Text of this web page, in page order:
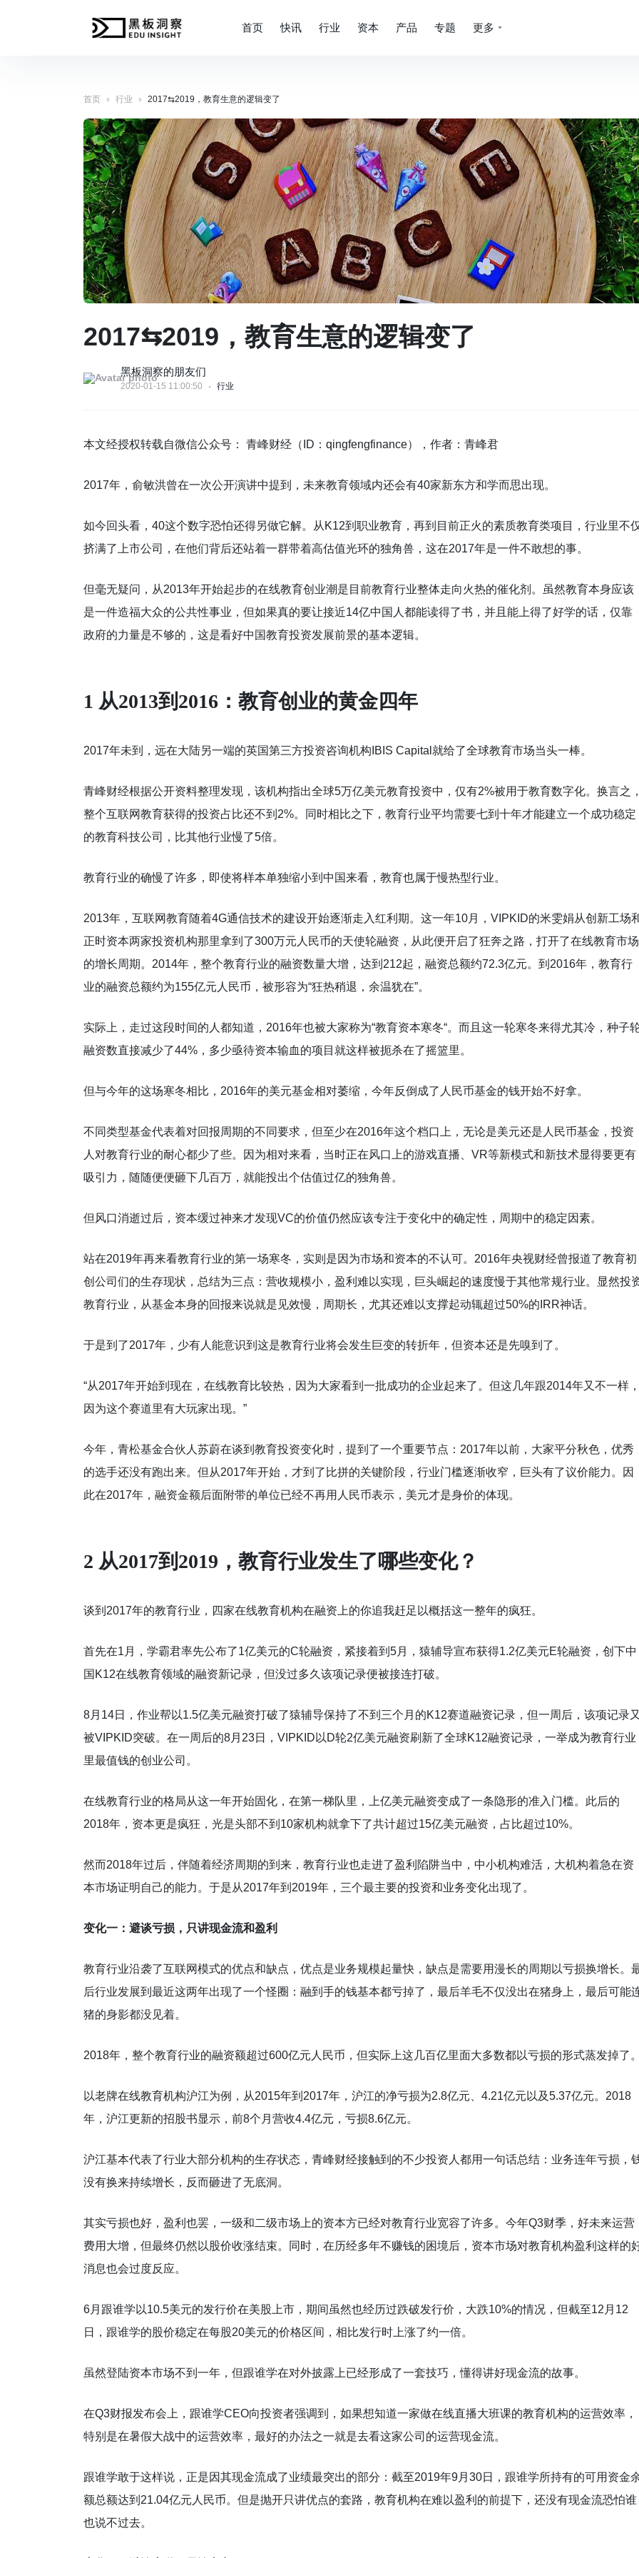
首页 快讯 行业 资本 产品 专题 更多
首页 › 行业 › 2017⇆2019，教育生意的逻辑变了
2017⇆2019，教育生意的逻辑变了
黑板洞察的朋友们
2020-01-15 11:00:50 行业
本文经授权转载自微信公众号： 青峰财经（ID：qingfengfinance），作者：青峰君
2017年，俞敏洪曾在一次公开演讲中提到，未来教育领域内还会有40家新东方和学而思出现。
如今回头看，40这个数字恐怕还得另做它解。从K12到职业教育，再到目前正火的素质教育类项目，行业里不
挤满了上市公司，在他们背后还站着一群带着高估值光环的独角兽，这在2017年是一件不敢想的事。
但毫无疑问，从2013年开始起步的在线教育创业潮是目前教育行业整体走向火热的催化剂。虽然教育本身应该
是一件造福大众的公共性事业，但如果真的要让接近14亿中国人都能读得了书，并且能上得了好学的话，仅靠
政府的力量是不够的，这是看好中国教育投资发展前景的基本逻辑。
1 从2013到2016：教育创业的黄金四年
2017年未到，远在大陆另一端的英国第三方投资咨询机构IBIS Capital就给了全球教育市场当头一棒。
青峰财经根据公开资料整理发现，该机构指出全球5万亿美元教育投资中，仅有2%被用于教育数字化。换言之
整个互联网教育获得的投资占比还不到2%。同时相比之下，教育行业平均需要七到十年才能建立一个成功稳定
的教育科技公司，比其他行业慢了5倍。
教育行业的确慢了许多，即使将样本单独缩小到中国来看，教育也属于慢热型行业。
2013年，互联网教育随着4G通信技术的建设开始逐渐走入红利期。这一年10月，VIPKID的米雯娟从创新工场
正时资本两家投资机构那里拿到了300万元人民币的天使轮融资，从此便开启了狂奔之路，打开了在线教育市场
的增长周期。2014年，整个教育行业的融资数量大增，达到212起，融资总额约72.3亿元。到2016年，教育行
业的融资总额约为155亿元人民币，被形容为“狂热稍退，余温犹在”。
实际上，走过这段时间的人都知道，2016年也被大家称为“教育资本寒冬“。而且这一轮寒冬来得尤其冷，种子
融资数直接减少了44%，多少亟待资本输血的项目就这样被扼杀在了摇篮里。
但与今年的这场寒冬相比，2016年的美元基金相对萎缩，今年反倒成了人民币基金的钱开始不好拿。
不同类型基金代表着对回报周期的不同要求，但至少在2016年这个档口上，无论是美元还是人民币基金，投资
人对教育行业的耐心都少了些。因为相对来看，当时正在风口上的游戏直播、VR等新模式和新技术显得要更有
吸引力，随随便便砸下几百万，就能投出个估值过亿的独角兽。
但风口消逝过后，资本缓过神来才发现VC的价值仍然应该专注于变化中的确定性，周期中的稳定因素。
站在2019年再来看教育行业的第一场寒冬，实则是因为市场和资本的不认可。2016年央视财经曾报道了教育初
创公司们的生存现状，总结为三点：营收规模小，盈利难以实现，巨头崛起的速度慢于其他常规行业。显然投
教育行业，从基金本身的回报来说就是见效慢，周期长，尤其还难以支撑起动辄超过50%的IRR神话。
于是到了2017年，少有人能意识到这是教育行业将会发生巨变的转折年，但资本还是先嗅到了。
“从2017年开始到现在，在线教育比较热，因为大家看到一批成功的企业起来了。但这几年跟2014年又不一样
因为这个赛道里有大玩家出现。”
今年，青松基金合伙人苏蔚在谈到教育投资变化时，提到了一个重要节点：2017年以前，大家平分秋色，优秀
的选手还没有跑出来。但从2017年开始，才到了比拼的关键阶段，行业门槛逐渐收窄，巨头有了议价能力。因
此在2017年，融资金额后面附带的单位已经不再用人民币表示，美元才是身价的体现。
2 从2017到2019，教育行业发生了哪些变化？
谈到2017年的教育行业，四家在线教育机构在融资上的你追我赶足以概括这一整年的疯狂。
首先在1月，学霸君率先公布了1亿美元的C轮融资，紧接着到5月，猿辅导宣布获得1.2亿美元E轮融资，创下中
国K12在线教育领域的融资新记录，但没过多久该项记录便被接连打破。
8月14日，作业帮以1.5亿美元融资打破了猿辅导保持了不到三个月的K12赛道融资记录，但一周后，该项记录
被VIPKID突破。在一周后的8月23日，VIPKID以D轮2亿美元融资刷新了全球K12融资记录，一举成为教育行业
里最值钱的创业公司。
在线教育行业的格局从这一年开始固化，在第一梯队里，上亿美元融资变成了一条隐形的准入门槛。此后的
2018年，资本更是疯狂，光是头部不到10家机构就拿下了共计超过15亿美元融资，占比超过10%。
然而2018年过后，伴随着经济周期的到来，教育行业也走进了盈利陷阱当中，中小机构难活，大机构着急在资
本市场证明自己的能力。于是从2017年到2019年，三个最主要的投资和业务变化出现了。
变化一：避谈亏损，只讲现金流和盈利
教育行业沿袭了互联网模式的优点和缺点，优点是业务规模起量快，缺点是需要用漫长的周期以亏损换增长。
后行业发展到最近这两年出现了一个怪圈：融到手的钱基本都亏掉了，最后羊毛不仅没出在猪身上，最后可能
猪的身影都没见着。
2018年，整个教育行业的融资额超过600亿元人民币，但实际上这几百亿里面大多数都以亏损的形式蒸发掉了
以老牌在线教育机构沪江为例，从2015年到2017年，沪江的净亏损为2.8亿元、4.21亿元以及5.37亿元。2018
年，沪江更新的招股书显示，前8个月营收4.4亿元，亏损8.6亿元。
沪江基本代表了行业大部分机构的生存状态，青峰财经接触到的不少投资人都用一句话总结：业务连年亏损，
没有换来持续增长，反而砸进了无底洞。
其实亏损也好，盈利也罢，一级和二级市场上的资本方已经对教育行业宽容了许多。今年Q3财季，好未来运营
费用大增，但最终仍然以股价收涨结束。同时，在历经多年不赚钱的困境后，资本市场对教育机构盈利这样的
消息也会过度反应。
6月跟谁学以10.5美元的发行价在美股上市，期间虽然也经历过跌破发行价，大跌10%的情况，但截至12月12
日，跟谁学的股价稳定在每股20美元的价格区间，相比发行时上涨了约一倍。
虽然登陆资本市场不到一年，但跟谁学在对外披露上已经形成了一套技巧，懂得讲好现金流的故事。
在Q3财报发布会上，跟谁学CEO向投资者强调到，如果想知道一家做在线直播大班课的教育机构的运营效率，
特别是在暑假大战中的运营效率，最好的办法之一就是去看这家公司的运营现金流。
跟谁学敢于这样说，正是因其现金流成了业绩最突出的部分：截至2019年9月30日，跟谁学所持有的可用资金
额总额达到21.04亿元人民币。但是抛开只讲优点的套路，教育机构在难以盈利的前提下，还没有现金流恐怕谁
也说不过去。